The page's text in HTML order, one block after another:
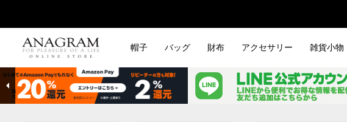
帽子 バッグ 財布 アクセサリー 雑貨小物